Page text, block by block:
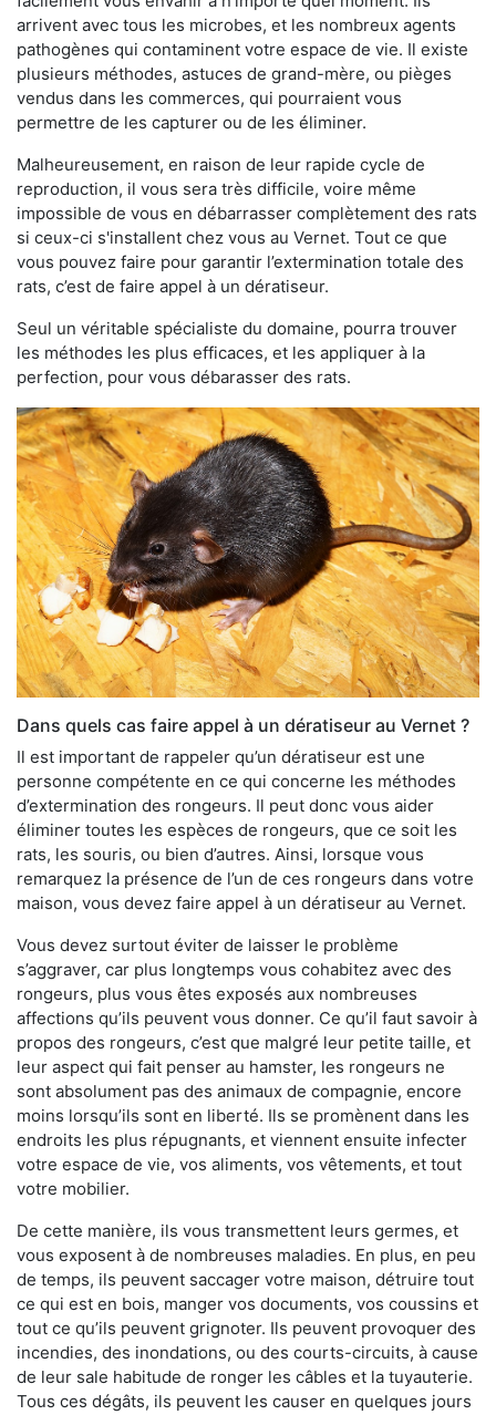
arrivent avec tous les microbes, et les nombreux agents
pathogènes qui contaminent votre espace de vie. Il existe
plusieurs méthodes, astuces de grand-mère, ou pièges
vendus dans les commerces, qui pourraient vous
permettre de les capturer ou de les éliminer.
Malheureusement, en raison de leur rapide cycle de
reproduction, il vous sera très difficile, voire même
impossible de vous en débarrasser complètement des rats
si ceux-ci s'installent chez vous au Vernet. Tout ce que
vous pouvez faire pour garantir l’extermination totale des
rats, c’est de faire appel à un dératiseur.
Seul un véritable spécialiste du domaine, pourra trouver
les méthodes les plus efficaces, et les appliquer à la
perfection, pour vous débarasser des rats.
Dans quels cas faire appel à un dératiseur au Vernet ?
Il est important de rappeler qu’un dératiseur est une
personne compétente en ce qui concerne les méthodes
d’extermination des rongeurs. Il peut donc vous aider
éliminer toutes les espèces de rongeurs, que ce soit les
rats, les souris, ou bien d’autres. Ainsi, lorsque vous
remarquez la présence de l’un de ces rongeurs dans votre
maison, vous devez faire appel à un dératiseur au Vernet.
Vous devez surtout éviter de laisser le problème
s’aggraver, car plus longtemps vous cohabitez avec des
rongeurs, plus vous êtes exposés aux nombreuses
affections qu’ils peuvent vous donner. Ce qu’il faut savoir à
propos des rongeurs, c’est que malgré leur petite taille, et
leur aspect qui fait penser au hamster, les rongeurs ne
sont absolument pas des animaux de compagnie, encore
moins lorsqu’ils sont en liberté. Ils se promènent dans les
endroits les plus répugnants, et viennent ensuite infecter
votre espace de vie, vos aliments, vos vêtements, et tout
votre mobilier.
De cette manière, ils vous transmettent leurs germes, et
vous exposent à de nombreuses maladies. En plus, en peu
de temps, ils peuvent saccager votre maison, détruire tout
ce qui est en bois, manger vos documents, vos coussins et
tout ce qu’ils peuvent grignoter. Ils peuvent provoquer des
incendies, des inondations, ou des courts-circuits, à cause
de leur sale habitude de ronger les câbles et la tuyauterie.
Tous ces dégâts, ils peuvent les causer en quelques jours